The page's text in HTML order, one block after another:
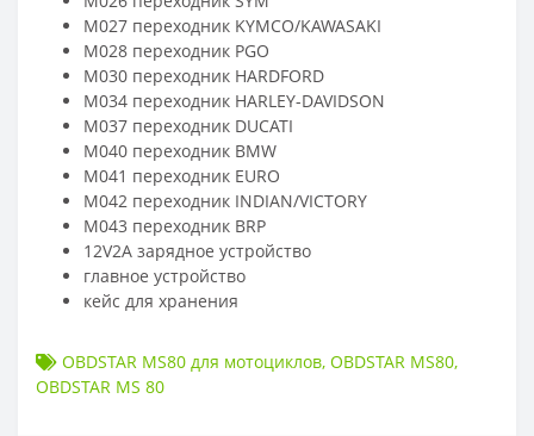
M027 переходник KYMCO/KAWASAKI
M028 переходник PGO
M030 переходник HARDFORD
M034 переходник HARLEY-DAVIDSON
M037 переходник DUCATI
M040 переходник BMW
M041 переходник EURO
M042 переходник INDIAN/VICTORY
M043 переходник BRP
12V2A зарядное устройство
главное устройство
кейс для хранения
OBDSTAR MS80 для мотоциклов, OBDSTAR MS80,
OBDSTAR MS 80